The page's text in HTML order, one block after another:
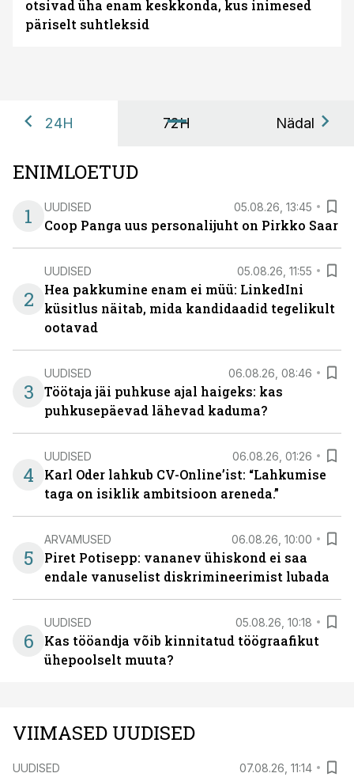
otsivad üha enam keskkonda, kus inimesed
päriselt suhtleksid
24H 72H Nädal
ENIMLOETUD
1
UUDISED 05.08.26, 13:45
Coop Panga uus personalijuht on Pirkko Saar
2
UUDISED 05.08.26, 11:55
Hea pakkumine enam ei müü: LinkedIni
küsitlus näitab, mida kandidaadid tegelikult
ootavad
3
UUDISED 06.08.26, 08:46
Töötaja jäi puhkuse ajal haigeks: kas
puhkusepäevad lähevad kaduma?
4
UUDISED 06.08.26, 01:26
Karl Oder lahkub CV-Online’ist: “Lahkumise
taga on isiklik ambitsioon areneda.”
5
ARVAMUSED 06.08.26, 10:00
Piret Potisepp: vananev ühiskond ei saa
endale vanuselist diskrimineerimist lubada
6
UUDISED 05.08.26, 10:18
Kas tööandja võib kinnitatud töögraafikut
ühepoolselt muuta?
VIIMASED UUDISED
UUDISED 07.08.26, 11:14